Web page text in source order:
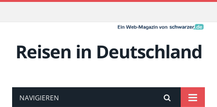
Reisen in Deutschland
NAVIGIEREN